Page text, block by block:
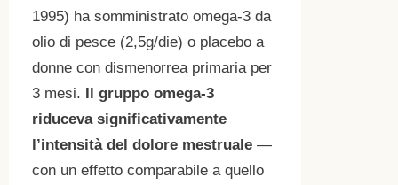
1995) ha somministrato omega-3 da
olio di pesce (2,5g/die) o placebo a
donne con dismenorrea primaria per
3 mesi. Il gruppo omega-3
riduceva significativamente
l’intensità del dolore mestruale —
con un effetto comparabile a quello